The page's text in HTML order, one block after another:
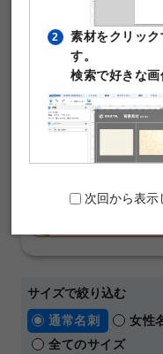
は無料。そのまま印
￥480
通常名刺 オンデマンド 片
名刺の料金や仕様
【 人気の名刺デザイン
ショップカード
メ
サイズで絞り込む
通常名刺
女性
全てのサイズ
2
素材をクリッ
す。
検索で好きな画
PIXTAの透か
安心ください。
次回から表示